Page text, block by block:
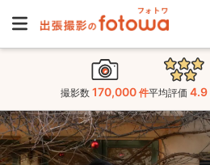
撮影数 170,000 件平均評価 4.9